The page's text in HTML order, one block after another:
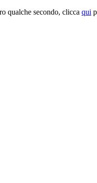
qualche secondo, clicca qui